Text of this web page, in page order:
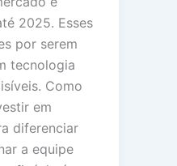
2025. Esses
por serem
tecnologia
Como
em
diferenciar
a equipe